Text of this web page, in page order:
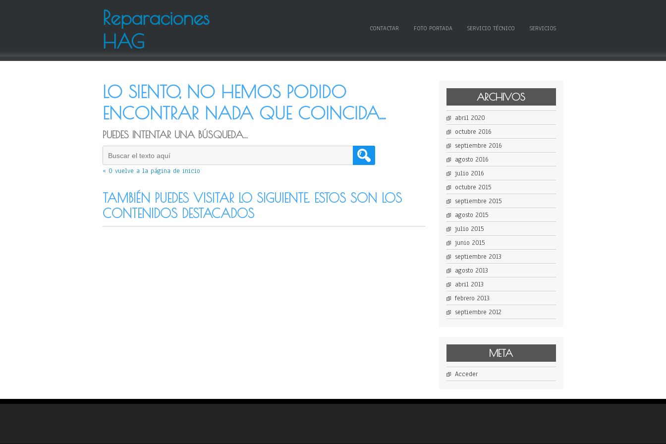
Reparaciones
HAG
CONTACTAR FOTO PORTADA SERVICIO TÉCNICO SERVICIOS
LO SIENTO, NO HEMOS PODIDO
ENCONTRAR NADA QUE COINCIDA...
PUEDES INTENTAR UNA BÚSQUEDA...
« O vuelve a la página de inicio
TAMBIÉN PUEDES VISITAR LO SIGUIENTE. ESTOS SON LOS
CONTENIDOS DESTACADOS
ARCHIVOS
abril 2020
octubre 2016
septiembre 2016
agosto 2016
julio 2016
octubre 2015
septiembre 2015
agosto 2015
julio 2015
junio 2015
septiembre 2013
agosto 2013
abril 2013
febrero 2013
septiembre 2012
META
Acceder